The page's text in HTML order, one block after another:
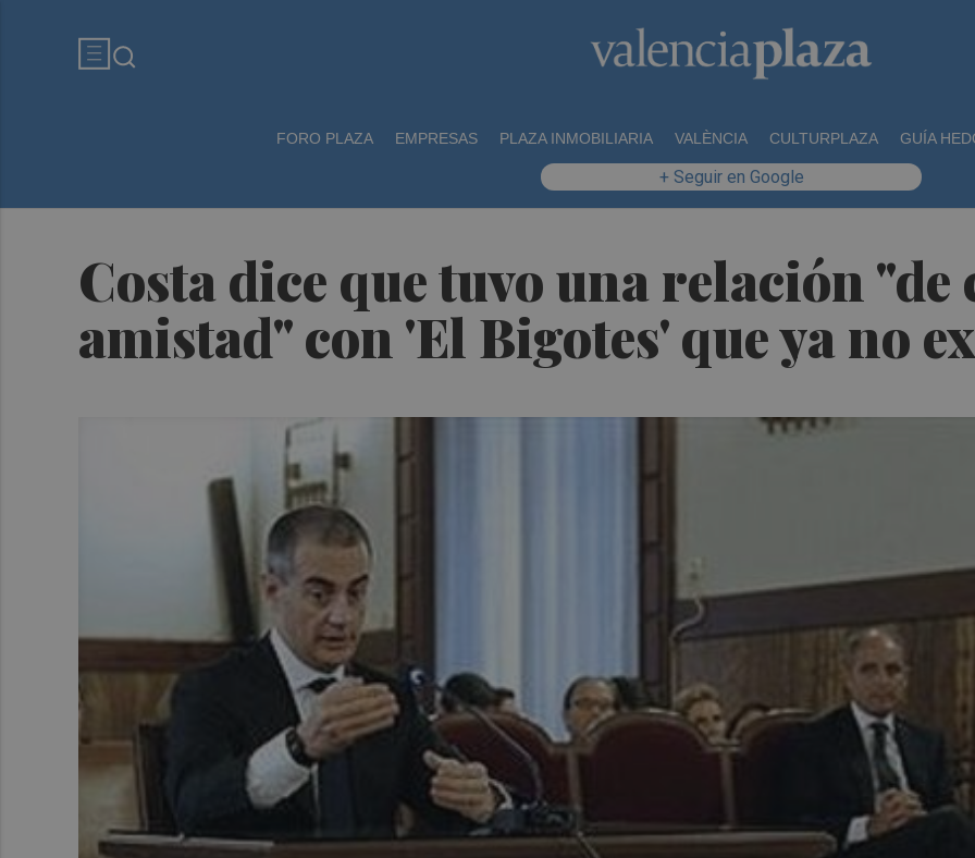
FORO PLAZA EMPRESAS PLAZA INMOBILIARIA VALÈNCIA CULTURPLAZA GUÍA
+ Seguir en Google
Costa dice que tuvo una relación
amistad" con 'El Bigotes' que ya no